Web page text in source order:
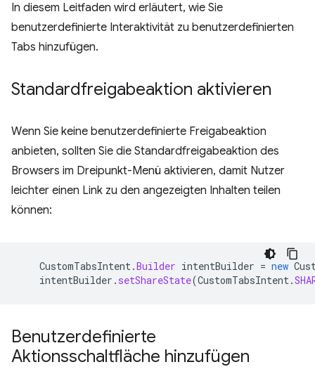
In diesem Leitfaden wird erläutert, wie Sie
benutzerdefinierte Interaktivität zu benutzerdefinierten
Tabs hinzufügen.
Standardfreigabeaktion aktivieren
Wenn Sie keine benutzerdefinierte Freigabeaktion
anbieten, sollten Sie die Standardfreigabeaktion des
Browsers im Dreipunkt-Menü aktivieren, damit Nutzer
leichter einen Link zu den angezeigten Inhalten teilen
können:
CustomTabsIntent.Builder intentBuilder = new
intentBuilder . setShareState(CustomTabsIntent.
Benutzerdefinierte
Aktionsschaltfläche hinzufügen